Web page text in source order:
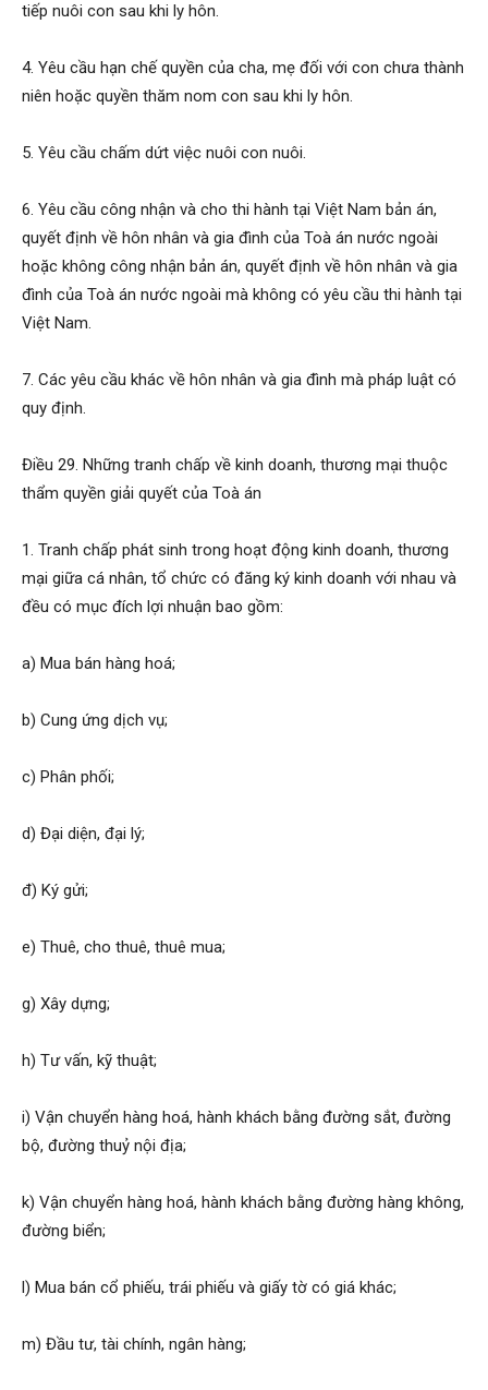
tiếp nuôi con sau khi ly hôn.
4. Yêu cầu hạn chế quyền của cha, mẹ đối với con chưa thành
niên hoặc quyền thăm nom con sau khi ly hôn.
5. Yêu cầu chấm dứt việc nuôi con nuôi.
6. Yêu cầu công nhận và cho thi hành tại Việt Nam bản án,
quyết định về hôn nhân và gia đình của Toà án nước ngoài
hoặc không công nhận bản án, quyết định về hôn nhân và gia
đình của Toà án nước ngoài mà không có yêu cầu thi hành tại
Việt Nam.
7. Các yêu cầu khác về hôn nhân và gia đình mà pháp luật có
quy định.
Điều 29. Những tranh chấp về kinh doanh, thương mại thuộc
thẩm quyền giải quyết của Toà án
1. Tranh chấp phát sinh trong hoạt động kinh doanh, thương
mại giữa cá nhân, tổ chức có đăng ký kinh doanh với nhau và
đều có mục đích lợi nhuận bao gồm:
a) Mua bán hàng hoá;
b) Cung ứng dịch vụ;
c) Phân phối;
d) Đại diện, đại lý;
đ) Ký gửi;
e) Thuê, cho thuê, thuê mua;
g) Xây dựng;
h) Tư vấn, kỹ thuật;
i) Vận chuyển hàng hoá, hành khách bằng đường sắt, đường
bộ, đường thuỷ nội địa;
k) Vận chuyển hàng hoá, hành khách bằng đường hàng không,
đường biển;
l) Mua bán cổ phiếu, trái phiếu và giấy tờ có giá khác;
m) Đầu tư, tài chính, ngân hàng;